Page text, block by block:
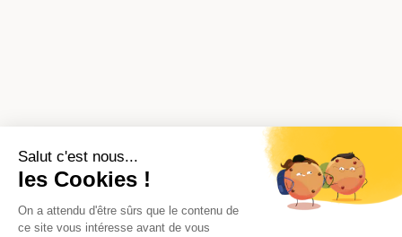
Salut c'est nous...
les Cookies !
On a attendu d'être sûrs que le contenu de
ce site vous intéresse avant de vous